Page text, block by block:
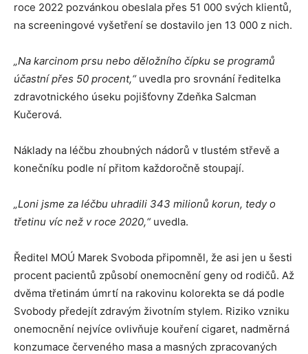
roce 2022 pozvánkou obeslala přes 51 000 svých klientů,
na screeningové vyšetření se dostavilo jen 13 000 z nich.
„Na karcinom prsu nebo děložního čípku se programů
účastní přes 50 procent,“uvedla pro srovnání ředitelka
zdravotnického úseku pojišťovny Zdeňka Salcman
Kučerová.
Náklady na léčbu zhoubných nádorů v tlustém střevě a
konečníku podle ní přitom každoročně stoupají.
„Loni jsme za léčbu uhradili 343 milionů korun, tedy o
třetinu víc než v roce 2020,“uvedla.
Ředitel MOÚ Marek Svoboda připomněl, že asi jen u šesti
procent pacientů způsobí onemocnění geny od rodičů. Až
dvěma třetinám úmrtí na rakovinu kolorekta se dá podle
Svobody předejít zdravým životním stylem. Riziko vzniku
onemocnění nejvíce ovlivňuje kouření cigaret, nadměrná
konzumace červeného masa a masných zpracovaných